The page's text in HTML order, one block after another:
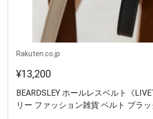
Rakuten.co.jp
¥13,200
BEARDSLEY ホールレスベルト《
リー ファッション雑貨 ベルト ブラッ